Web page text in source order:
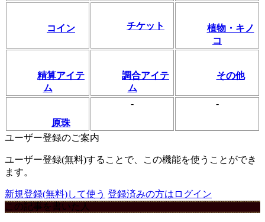
コイン チケット
植物・キノ
コ
精算アイテ
ム
調合アイテ
ム
その他
原珠
- -
ユーザー登録のご案内
ユーザー登録(無料)することで、この機能を使うことができ
ます。
新規登録(無料)して使う 登録済みの方はログイン
この記事を書いた人